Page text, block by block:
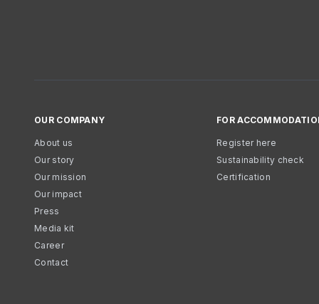
OUR COMPANY
About us
Our story
Our mission
Our impact
Press
Media kit
Career
Contact
FOR
Register here
Sustainability check
Certification